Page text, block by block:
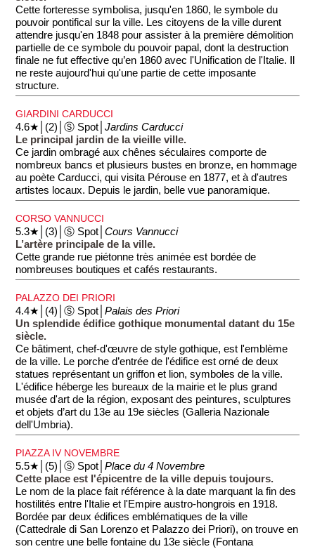
Cette forteresse symbolisa, jusqu'en 1860, le symbole du
pouvoir pontifical sur la ville. Les citoyens de la ville durent
attendre jusqu'en 1848 pour assister à la première démolition
partielle de ce symbole du pouvoir papal, dont la destruction
finale ne fut effective qu’en 1860 avec l'Unification de l'Italie. Il
ne reste aujourd'hui qu'une partie de cette imposante
structure.
GIARDINI CARDUCCI
4.6★│(2)│Ⓢ Spot│Jardins Carducci
Le principal jardin de la vieille ville.
Ce jardin ombragé aux chênes séculaires comporte de
nombreux bancs et plusieurs bustes en bronze, en hommage
au poète Carducci, qui visita Pérouse en 1877, et à d'autres
artistes locaux. Depuis le jardin, belle vue panoramique.
CORSO VANNUCCI
5.3★│(3)│Ⓢ Spot│Cours Vannucci
L’artère principale de la ville.
Cette grande rue piétonne très animée est bordée de
nombreuses boutiques et cafés restaurants.
PALAZZO DEI PRIORI
4.4★│(4)│Ⓢ Spot│Palais des Priori
Un splendide édifice gothique monumental datant du 15e
siècle.
Ce bâtiment, chef-d'œuvre de style gothique, est l'emblème
de la ville. Le porche d’entrée de l'édifice est orné de deux
statues représentant un griffon et lion, symboles de la ville.
L'édifice héberge les bureaux de la mairie et le plus grand
musée d'art de la région, exposant des peintures, sculptures
et objets d’art du 13e au 19e siècles (Galleria Nazionale
dell'Umbria).
PIAZZA IV NOVEMBRE
5.5★│(5)│Ⓢ Spot│Place du 4 Novembre
Cette place est l'épicentre de la ville depuis toujours.
Le nom de la place fait référence à la date marquant la fin des
hostilités entre l'Italie et l'Empire austro-hongrois en 1918.
Bordée par deux édifices emblématiques de la ville
(Cattedrale di San Lorenzo et Palazzo dei Priori), on trouve en
son centre une belle fontaine du 13e siècle (Fontana